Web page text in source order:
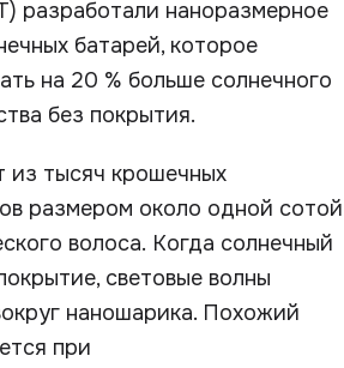
разработали наноразмерное
батарей, которое
на 20 % больше солнечного
без покрытия.
из тысяч крошечных
размером около одной сотой
волоса. Когда солнечный
световые волны
наношарика. Похожий
при